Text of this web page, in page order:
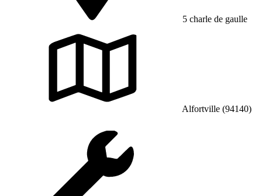
5 charle de gaulle
Alfortville (94140)